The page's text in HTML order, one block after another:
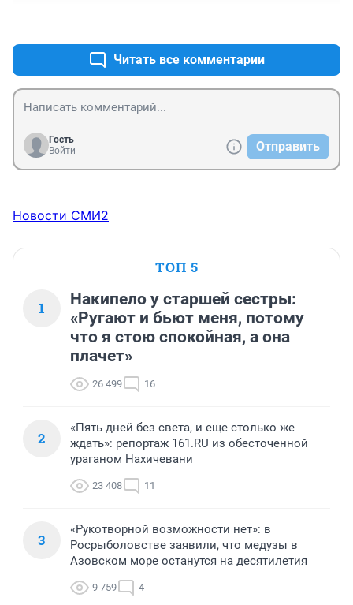
Читать все комментарии
Гость
Войти
Отправить
Новости СМИ2
ТОП 5
1
Накипело у старшей сестры:
«Ругают и бьют меня, потому
что я стою спокойная, а она
плачет»
26 499 16
2
«Пять дней без света, и еще столько же
ждать»: репортаж 161.RU из обесточенной
ураганом Нахичевани
23 408 11
3
«Рукотворной возможности нет»: в
Росрыболовстве заявили, что медузы в
Азовском море останутся на десятилетия
9 759 4